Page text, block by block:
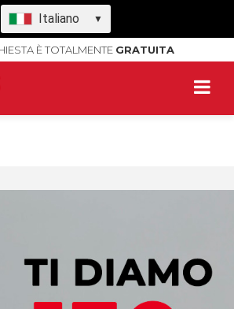
Italiano ▼
È TOTALMENTE GRATUITA